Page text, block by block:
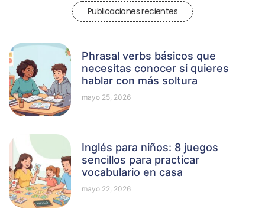
Publicaciones recientes
Phrasal verbs básicos que
necesitas conocer si quieres
hablar con más soltura
mayo 25, 2026
Inglés para niños: 8 juegos
sencillos para practicar
vocabulario en casa
mayo 22, 2026